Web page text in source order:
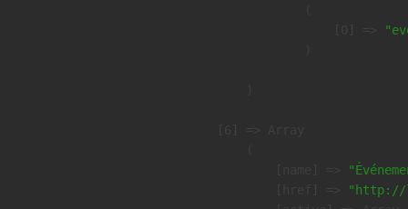
"http://